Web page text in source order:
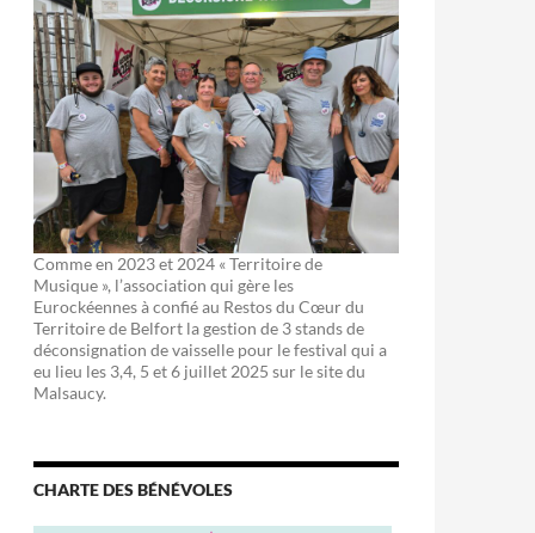
Comme en 2023 et 2024 « Territoire de
Musique », l’association qui gère les
Eurockéennes à confié au Restos du Cœur du
Territoire de Belfort la gestion de 3 stands de
déconsignation de vaisselle pour le festival qui a
eu lieu les 3,4, 5 et 6 juillet 2025 sur le site du
Malsaucy.
CHARTE DES BÉNÉVOLES